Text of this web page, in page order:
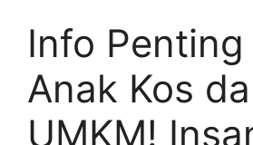
Info
Anak Kos
UMKM!